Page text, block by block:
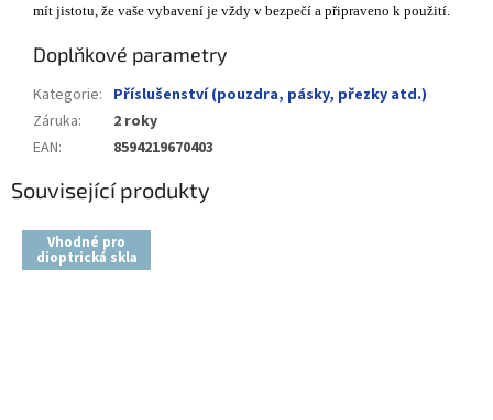
mít jistotu, že vaše vybavení je vždy v bezpečí a připraveno k použití.
Doplňkové parametry
Kategorie: Příslušenství (pouzdra, pásky, přezky atd.)
Záruka:
2 roky
EAN: 8594219670403
Související produkty
Vhodné pro
dioptrická skla